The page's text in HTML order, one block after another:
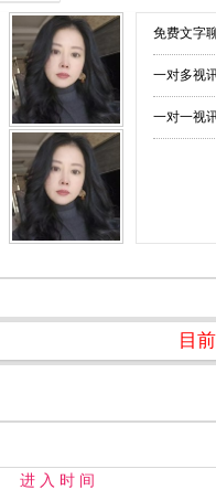
免费文字
一对多视
一对一视
目
进 入 时 间